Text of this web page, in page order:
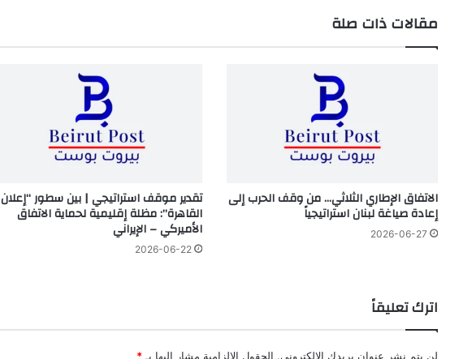
مقالات ذات صلة
الاتفاق الإطاري الثلاثي… من وقف الحرب إلى
إعادة صياغة لبنان استراتيجياً
2026-06-27
تقدير موقف استراتيجي | بين سطور “إعلان
القاهرة”: مظلة إقليمية لحماية الاتفاق
الأميركي – الإيراني
2026-06-22
اترك تعليقاً
لن يتم نشر عنوان بريدك الإلكتروني. الحقول الإلزامية مشار إليها بـ *